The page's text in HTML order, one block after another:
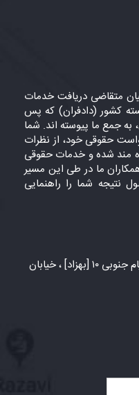
متقاضی دریافت خدمات
کشور (دادفران) که پس
جمع ما پیوسته اند. شما
حقوقی خود، از نظرات
مند شده و خدمات حقوقی
ما در طی این مسیر
نتیجه شما را راهنمایی
شهر مشهد، بلوار سجاد ، خیابان خیام جنوبی ۱۰ [بهزاد] ، خیابان